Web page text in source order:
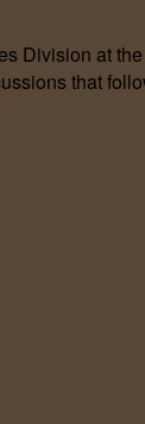
Division at
that